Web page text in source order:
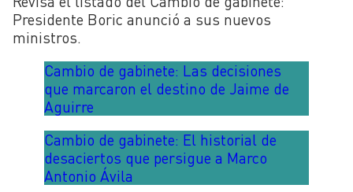
Presidente Boric anunció a sus nuevos
ministros.
Cambio de gabinete: Las decisiones
que marcaron el destino de Jaime de
Aguirre
Cambio de gabinete: El historial de
desaciertos que persigue a Marco
Antonio Ávila